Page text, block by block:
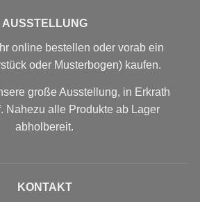
AUSSTELLUNG
online bestellen oder vorab ein
oder Musterbogen) kaufen.
große Ausstellung, in Erkrath
Nahezu alle Produkte ab Lager
abholbereit.
KONTAKT